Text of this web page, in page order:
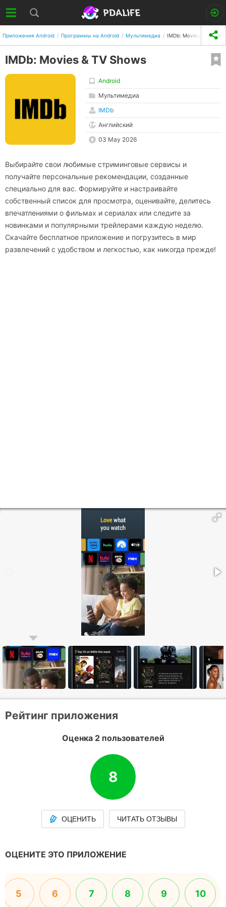
Приложения Android Программы на Android Мультимедиа IMDb: Movies & TV
IMDb: Movies & TV Shows
Android
Мультимедиа
IMDb
Английский
03 May 2026
Выбирайте свои любимые стриминговые сервисы и
получайте персональные рекомендации, созданные
специально для вас. Формируйте и настраивайте
собственный список для просмотра, оценивайте, делитесь
впечатлениями о фильмах и сериалах или следите за
новинками и популярными трейлерами каждую неделю.
Скачайте бесплатное приложение и погрузитесь в мир
развлечений с удобством и легкостью, как никогда прежде!
Рейтинг приложения
Оценка 2 пользователей
8
ОЦЕНИТЬ ЧИТАТЬ ОТЗЫВЫ
ОЦЕНИТЕ ЭТО ПРИЛОЖЕНИЕ
5 6 7 8 9 10